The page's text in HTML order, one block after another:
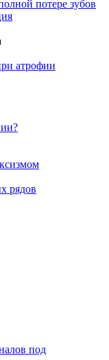
потере зубов
атрофии
рядов
под